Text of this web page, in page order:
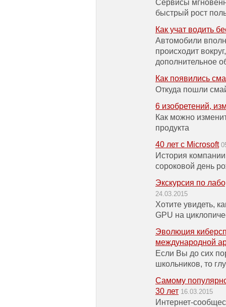
Сервисы
быстрый рост
Как учат водить
Автомобили
происходит
дополнительное
Как появились
Откуда пошли
6 изобретений,
Как можно
продукта
40 лет с Microsoft
История
сороковой день
Экскурсия по
24.03.2015
Хотите увидеть,
GPU на
Эволюция
международной
Если Вы до сих
школьников, то
Самому
30 лет 16.03.2015
Интернет-